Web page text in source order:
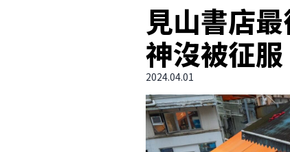
見山書店
神沒被征服
2024.04.01